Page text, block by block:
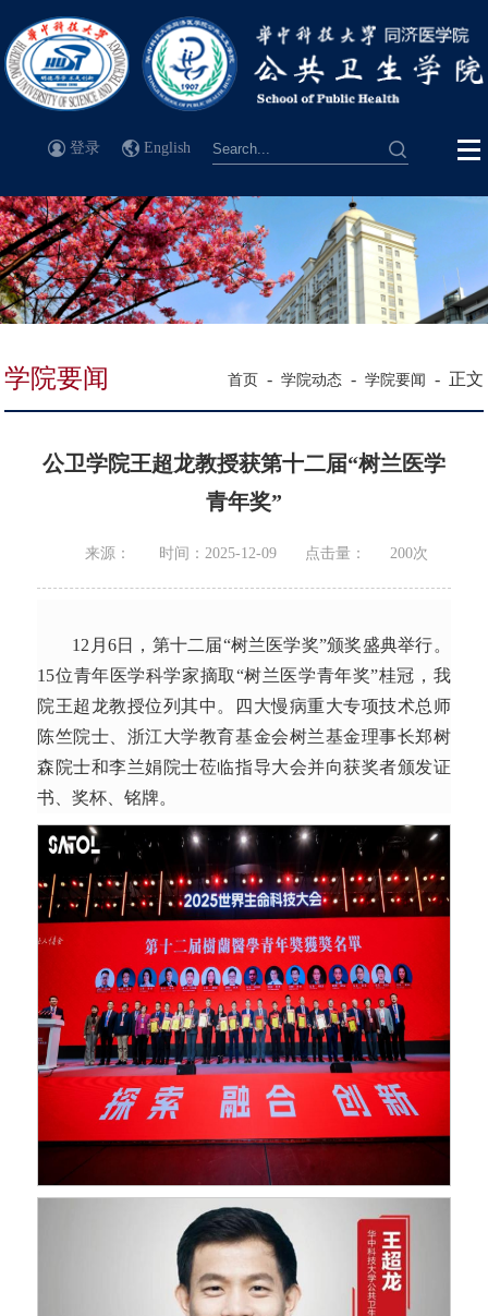
登录 English
学院要闻 首页 - 学院动态 - 学院要闻 - 正文
公卫学院王超龙教授获第十二届“树兰医学
青年奖”
来源： 时间：2025-12-09 点击量： 200次
12月6日，第十二届“树兰医学奖”颁奖盛典举行。
15位青年医学科学家摘取“树兰医学青年奖”桂冠，我
院王超龙教授位列其中。四大慢病重大专项技术总师
陈竺院士、浙江大学教育基金会树兰基金理事长郑树
森院士和李兰娟院士莅临指导大会并向获奖者颁发证
书、奖杯、铭牌。